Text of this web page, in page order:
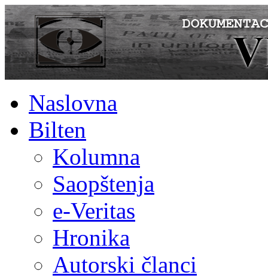
Naslovna
Bilten
Kolumna
Saopštenja
e-Veritas
Hronika
Autorski članci